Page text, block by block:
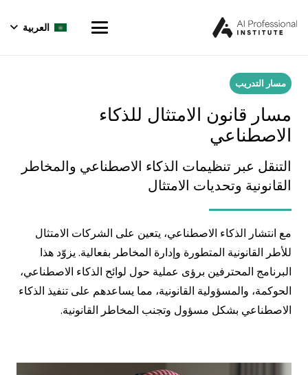
العربية
مسار التدريب
مسار قانون الامتثال للذكاء
الاصطناعي
التنقل عبر تنظيمات الذكاء الاصطناعي والمخاطر
القانونية وتحديات الامتثال
مع انتشار الذكاء الاصطناعي، يتعين على الشركات الامتثال
للأطر القانونية المتطورة وإدارة المخاطر بفعالية. يزوّد هذا
البرنامج المحترفين برؤى عملية حول لوائح الذكاء الاصطناعي،
الحوكمة، والمسؤولية القانونية، مما يساعدهم على تنفيذ الذكاء
الاصطناعي بشكل مسؤول وتجنب المخاطر القانونية.